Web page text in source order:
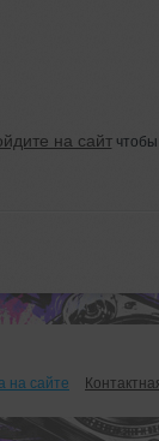
на сайтчтобы
на сайте